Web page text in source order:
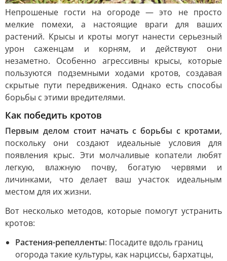
Непрошеные гости на огороде — это не просто
мелкие помехи, а настоящие враги для ваших
растений. Крысы и кроты могут нанести серьезный
урон саженцам и корням, и действуют они
незаметно. Особенно агрессивны крысы, которые
пользуются подземными ходами кротов, создавая
скрытые пути передвижения. Однако есть способы
борьбы с этими вредителями.
Как победить кротов
Первым делом стоит начать с борьбы с кротами,
поскольку они создают идеальные условия для
появления крыс. Эти молчаливые копатели любят
легкую, влажную почву, богатую червями и
личинками, что делает ваш участок идеальным
местом для их жизни.
Вот несколько методов, которые помогут устранить
кротов:
Растения-репелленты: Посадите вдоль границ
огорода такие культуры, как нарциссы, бархатцы,